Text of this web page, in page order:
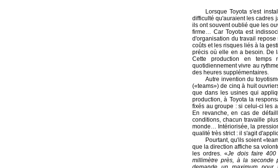
Lorsque Toyota s'est
difficulté qu'auraient les cadres
ils ont souvent oublié que les
firme… Car Toyota est
d'organisation du travail
coûts et les risques liés à la
précis où elle en a besoin. De
Cette production en
quotidiennement vivre au
des heures supplémentaires.
Autre invention du
(«teams») de cinq à huit
que dans les usines qui
production, à Toyota la
fixés au groupe : si celui-ci les
En revanche, en cas de
conditions, chacun travaille
monde… Intériorisée, la
qualité très strict : il s'agit
Pourtant, qu'ils soient
que la direction affiche sa
les ordres. «Je dois faire 400
millimètre près, à la seconde